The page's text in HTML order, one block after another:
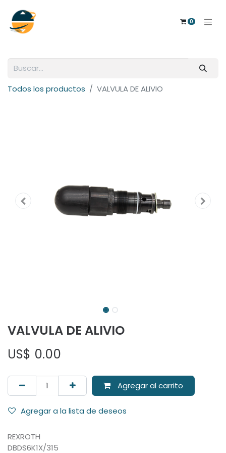
0
Todos los productos VALVULA DE ALIVIO
VALVULA DE ALIVIO
US$ 0.00
Agregar al carrito
Agregar a la lista de deseos
REXROTH
DBDS6K1X/315